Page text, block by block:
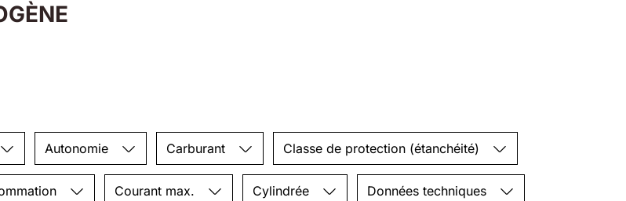
Autonomie Carburant Classe de protection (étanchéité)
Courant max. Cylindrée Données techniques